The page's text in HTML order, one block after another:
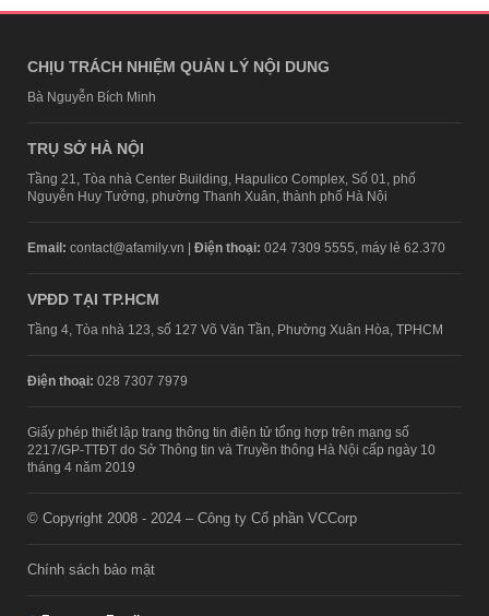
CHỊU TRÁCH NHIỆM QUẢN LÝ NỘI DUNG
Bà Nguyễn Bích Minh
TRỤ SỞ HÀ NỘI
Tầng 21, Tòa nhà Center Building, Hapulico Complex, Số 01, phố
Nguyễn Huy Tưởng, phường Thanh Xuân, thành phố Hà Nội
Email: contact@afamily.vn | Điện thoại: 024 7309 5555, máy lẻ 62.370
VPĐD TẠI TP.HCM
Tầng 4, Tòa nhà 123, số 127 Võ Văn Tần, Phường Xuân Hòa, TPHCM
Điện thoại: 028 7307 7979
Giấy phép thiết lập trang thông tin điện tử tổng hợp trên mạng số
2217/GP-TTĐT do Sở Thông tin và Truyền thông Hà Nội cấp ngày 10
tháng 4 năm 2019
© Copyright 2008 - 2024 – Công ty Cổ phần VCCorp
Chính sách bảo mật